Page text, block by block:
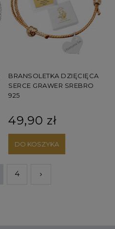
BRANSOLETKA DZIĘCIĘCA
SERCE GRAWER SREBRO
925
49,90 zł
DO KOSZYKA
4